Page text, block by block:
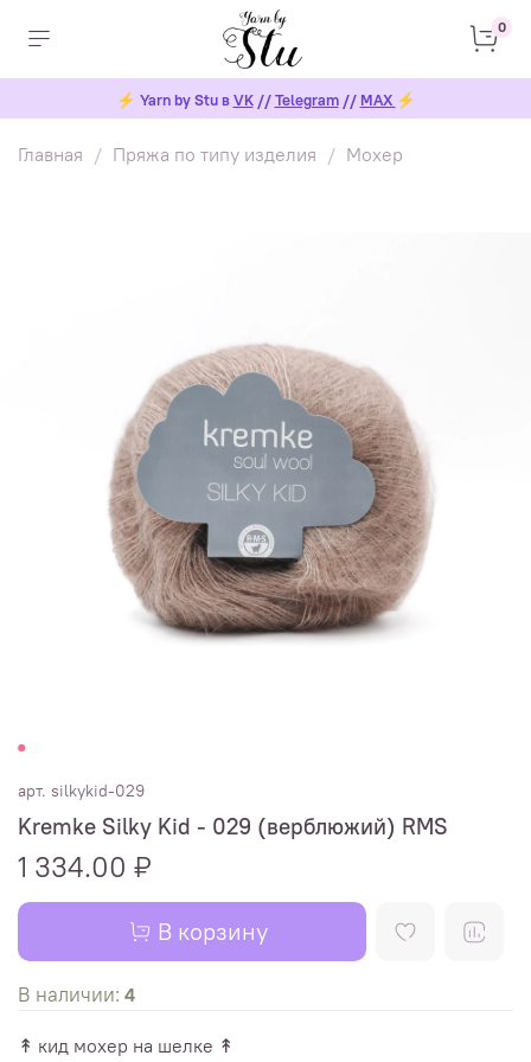
0
⚡ Yarn by Stu вVK//Telegram// MAX ⚡
Главная Пряжа по типу изделия Мохер
арт. silkykid-029
Kremke Silky Kid - 029 (верблюжий) RMS
1 334.00 ₽
В корзину
В наличии: 4
↟ кид мохер на шелке ↟